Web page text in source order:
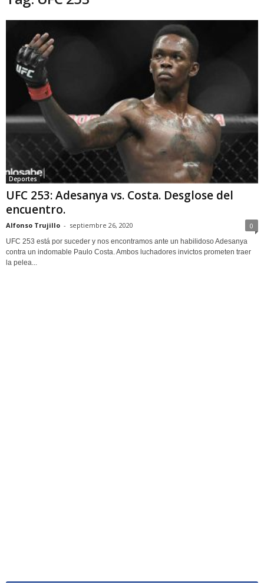
Deportes
UFC 253: Adesanya vs. Costa. Desglose del
encuentro.
Alfonso Trujillo - septiembre 26, 2020 0
UFC 253 está por suceder y nos encontramos ante un habilidoso Adesanya
contra un indomable Paulo Costa. Ambos luchadores invictos prometen traer
la pelea...